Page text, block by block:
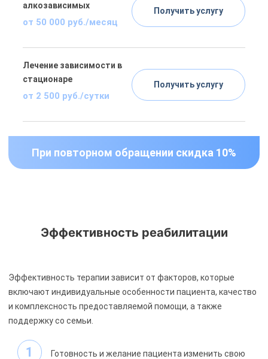
алкозависимых
от 50 000 руб./месяц
Получить услугу
Лечение зависимости в
стационаре
от 2 500 руб./сутки
Получить услугу
При повторном обращении скидка 10%
Эффективность реабилитации
Эффективность терапии зависит от факторов, которые
включают индивидуальные особенности пациента, качество
и комплексность предоставляемой помощи, а также
поддержку со семьи.
Готовность и желание пациента изменить свою